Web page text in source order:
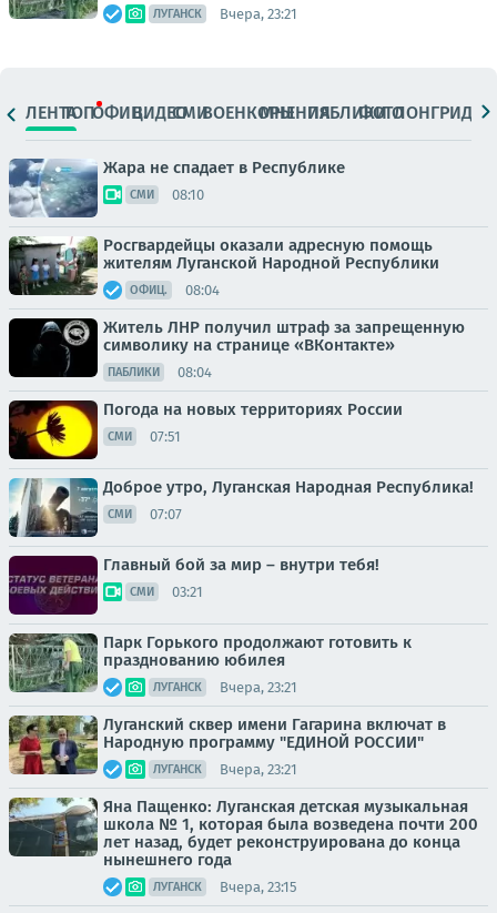
ЛУГАНСК Вчера, 23:21
ЛЕНТАТОПОФИЦ.ВИДЕОСМИВОЕНКОРЫМНЕНИЯПАБЛИКИ
ФОТОЛОНГРИДЫ
Жара не спадает в Республике
СМИ 08:10
Росгвардейцы оказали адресную помощь
жителям Луганской Народной Республики
ОФИЦ. 08:04
Житель ЛНР получил штраф за запрещенную
символику на странице «ВКонтакте»
ПАБЛИКИ 08:04
Погода на новых территориях России
СМИ 07:51
Доброе утро, Луганская Народная Республика!
СМИ 07:07
Главный бой за мир – внутри тебя!
СМИ 03:21
Парк Горького продолжают готовить к
празднованию юбилея
ЛУГАНСК Вчера, 23:21
Луганский сквер имени Гагарина включат в
Народную программу "ЕДИНОЙ РОССИИ"
ЛУГАНСК Вчера, 23:21
Яна Пащенко: Луганская детская музыкальная
школа № 1, которая была возведена почти 200
лет назад, будет реконструирована до конца
нынешнего года
ЛУГАНСК Вчера, 23:15